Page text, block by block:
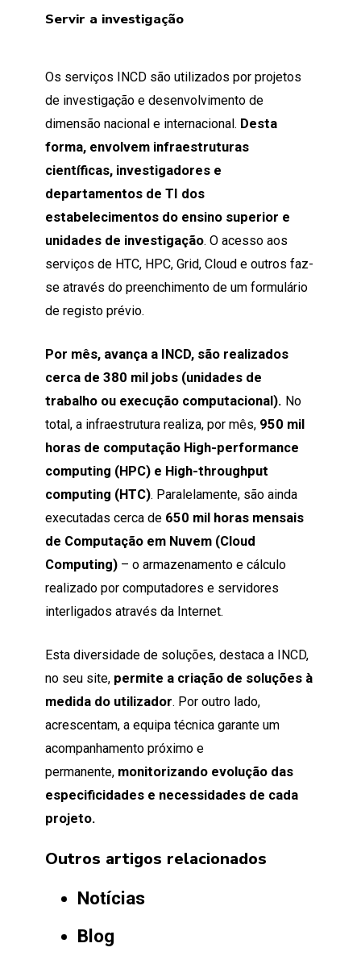
Servir a investigação
Os serviços INCD são utilizados por projetos
de investigação e desenvolvimento de
dimensão nacional e internacional. Desta
forma, envolvem infraestruturas
científicas, investigadores e
departamentos de TI dos
estabelecimentos do ensino superior e
unidades de investigação. O acesso aos
serviços de HTC, HPC, Grid, Cloud e outros faz-
se através do preenchimento de um formulário
de registo prévio.
Por mês, avança a INCD, são realizados
cerca de 380 mil jobs (unidades de
trabalho ou execução computacional). No
total, a infraestrutura realiza, por mês, 950 mil
horas de computação High-performance
computing (HPC) e High-throughput
computing (HTC). Paralelamente, são ainda
executadas cerca de 650 mil horas mensais
de Computação em Nuvem (Cloud
Computing) – o armazenamento e cálculo
realizado por computadores e servidores
interligados através da Internet.
Esta diversidade de soluções, destaca a INCD,
no seu site, permite a criação de soluções à
medida do utilizador. Por outro lado,
acrescentam, a equipa técnica garante um
acompanhamento próximo e
permanente, monitorizando evolução das
especificidades e necessidades de cada
projeto.
Outros artigos relacionados
Notícias
Blog